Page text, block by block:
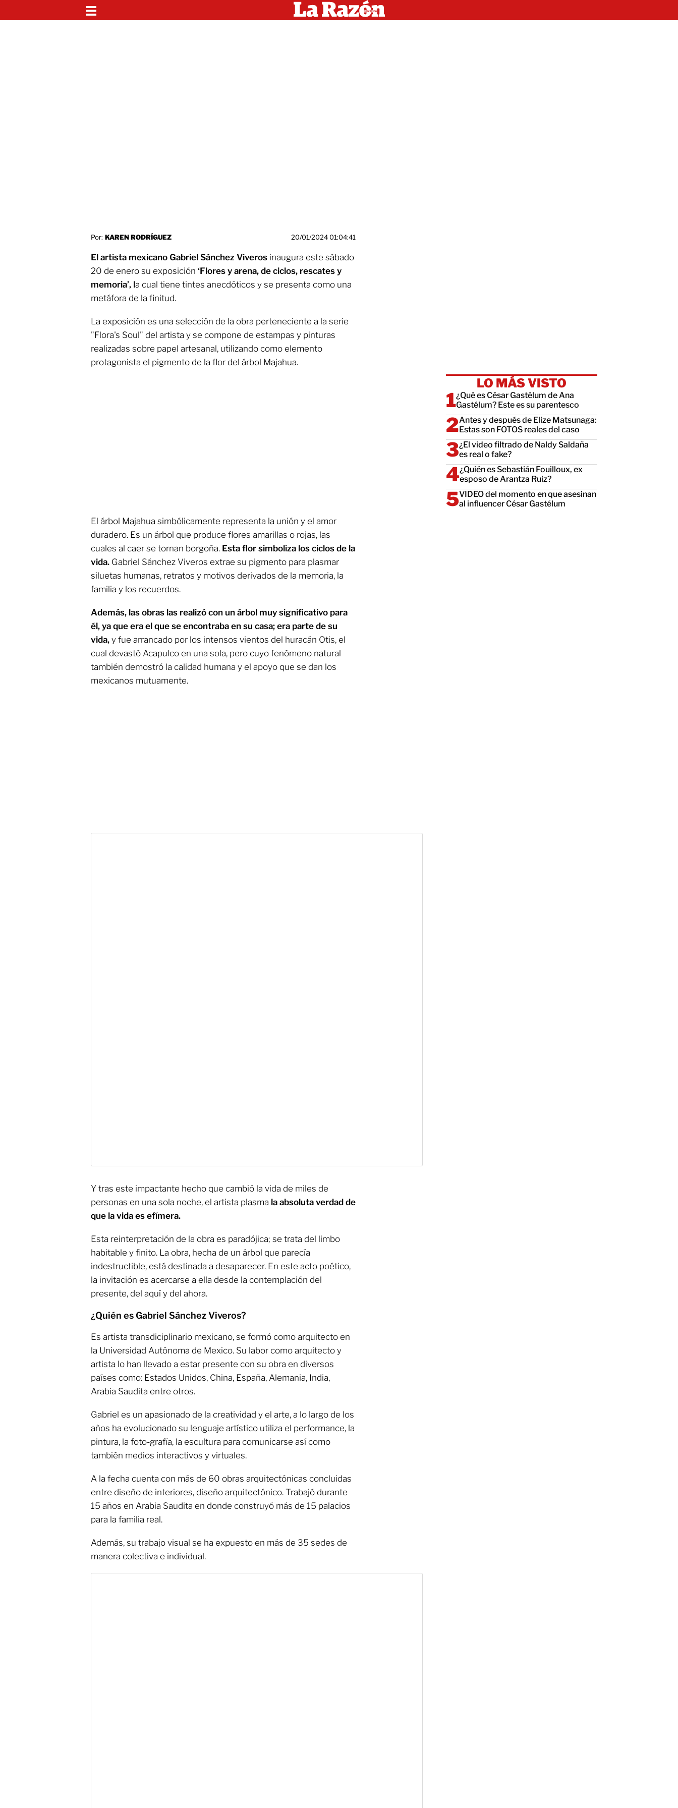
Por: KAREN RODRÍGUEZ 20/01/2024 01:04:41
El artista mexicano Gabriel Sánchez Viveros inaugura este sábado
20 de enero su exposición ‘Flores y arena, de ciclos, rescates y
memoria’, la cual tiene tintes anecdóticos y se presenta como una
metáfora de la finitud.
La exposición es una selección de la obra perteneciente a la serie
"Flora's Soul" del artista y se compone de estampas y pinturas
realizadas sobre papel artesanal, utilizando como elemento
protagonista el pigmento de la flor del árbol Majahua.
El árbol Majahua simbólicamente representa la unión y el amor
duradero. Es un árbol que produce flores amarillas o rojas, las
cuales al caer se tornan borgoña. Esta flor simboliza los ciclos de la
vida. Gabriel Sánchez Viveros extrae su pigmento para plasmar
siluetas humanas, retratos y motivos derivados de la memoria, la
familia y los recuerdos.
Además, las obras las realizó con un árbol muy significativo para
él, ya que era el que se encontraba en su casa; era parte de su
vida, y fue arrancado por los intensos vientos del huracán Otis, el
cual devastó Acapulco en una sola, pero cuyo fenómeno natural
también demostró la calidad humana y el apoyo que se dan los
mexicanos mutuamente.
Y tras este impactante hecho que cambió la vida de miles de
personas en una sola noche, el artista plasma la absoluta verdad de
que la vida es efímera.
Esta reinterpretación de la obra es paradójica; se trata del limbo
habitable y finito. La obra, hecha de un árbol que parecía
indestructible, está destinada a desaparecer. En este acto poético,
la invitación es acercarse a ella desde la contemplación del
presente, del aquí y del ahora.
¿Quién es Gabriel Sánchez Viveros?
Es artista transdiciplinario mexicano, se formó como arquitecto en
la Universidad Autónoma de Mexico. Su labor como arquitecto y
artista lo han llevado a estar presente con su obra en diversos
países como: Estados Unidos, China, España, Alemania, India,
Arabia Saudita entre otros.
Gabriel es un apasionado de la creatividad y el arte, a lo largo de los
años ha evolucionado su lenguaje artístico utiliza el performance, la
pintura, la foto-grafía, la escultura para comunicarse así como
también medios interactivos y virtuales.
A la fecha cuenta con más de 60 obras arquitectónicas concluidas
entre diseño de interiores, diseño arquitectónico. Trabajó durante
15 años en Arabia Saudita en donde construyó más de 15 palacios
para la familia real.
Además, su trabajo visual se ha expuesto en más de 35 sedes de
manera colectiva e individual.
LO MÁS VISTO
¿Qué es César Gastélum de Ana
Gastélum? Este es su parentesco
Antes y después de Elize Matsunaga:
Estas son FOTOS reales del caso
¿El video filtrado de Naldy Saldaña
es real o fake?
¿Quién es Sebastián Fouilloux, ex
esposo de Arantza Ruiz?
VIDEO del momento en que asesinan
al influencer César Gastélum